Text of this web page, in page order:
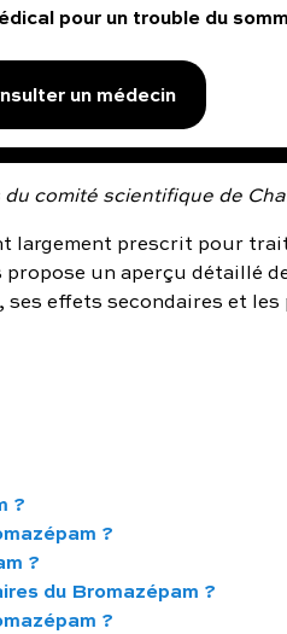
pour un trouble du
un médecin
comité scientifique de
largement prescrit pour
un aperçu détaillé
effets secondaires et
?
?
?
du Bromazépam ?
?